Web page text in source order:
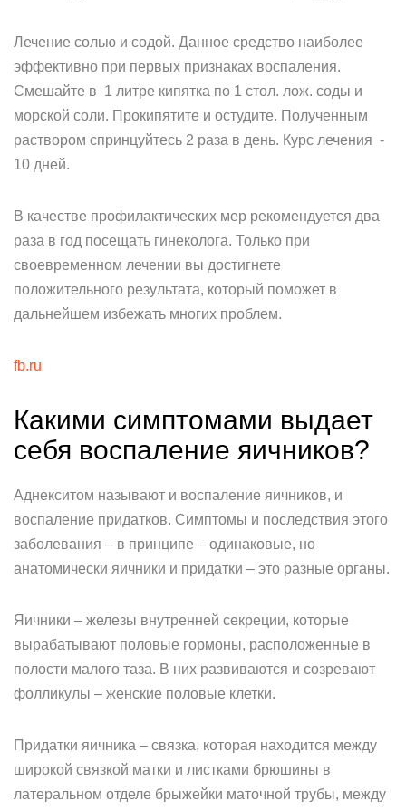
Лечение солью и содой. Данное средство наиболее
эффективно при первых признаках воспаления.
Смешайте в 1 литре кипятка по 1 стол. лож. соды и
морской соли. Прокипятите и остудите. Полученным
раствором спринцуйтесь 2 раза в день. Курс лечения -
10 дней.
В качестве профилактических мер рекомендуется два
раза в год посещать гинеколога. Только при
своевременном лечении вы достигнете
положительного результата, который поможет в
дальнейшем избежать многих проблем.
fb.ru
Какими симптомами выдает
себя воспаление яичников?
Аднекситом называют и воспаление яичников, и
воспаление придатков. Симптомы и последствия этого
заболевания – в принципе – одинаковые, но
анатомически яичники и придатки – это разные органы.
Яичники – железы внутренней секреции, которые
вырабатывают половые гормоны, расположенные в
полости малого таза. В них развиваются и созревают
фолликулы – женские половые клетки.
Придатки яичника – связка, которая находится между
широкой связкой матки и листками брюшины в
латеральном отделе брыжейки маточной трубы, между